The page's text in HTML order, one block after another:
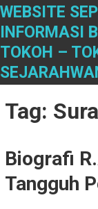
S
t
o
WEBSITE
INFORMASI
TOKOH –
Tag:
Biografi
Tangguh